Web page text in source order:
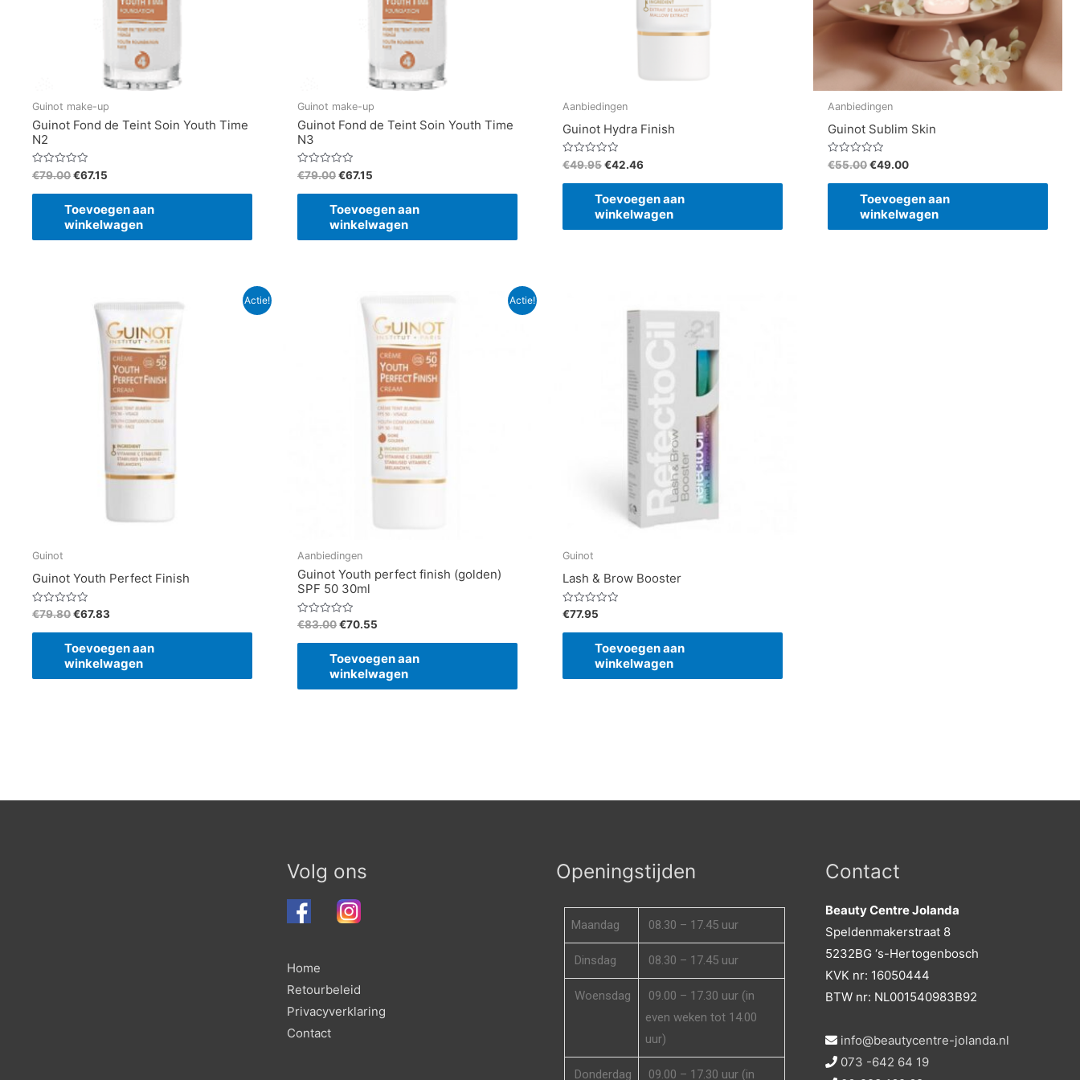
Guinot make-up
Guinot Fond de Teint Soin Youth Time
N2
Gewaardeerd
0
uit
€79.00€67.15
Toevoegen aan
winkelwagen
Guinot make-up
Guinot Fond de Teint Soin Youth Time
N3
Gewaardeerd
0
uit
€79.00€67.15
Toevoegen aan
winkelwagen
Aanbiedingen
Guinot Hydra Finish
Gewaardeerd
0
uit
€49.95€42.46
Toevoegen aan
winkelwagen
Aanbiedingen
Guinot Sublim Skin
Gewaardeerd
0
uit
€55.00€49.00
Toevoegen aan
winkelwagen
Actie!
Guinot
Guinot Youth Perfect Finish
Gewaardeerd
uit
€79.80
prijs
was:
€79.80.
€67.83
prijs
is:
€67.83.
Toevoegen aan
winkelwagen
Actie!
Aanbiedingen
Guinot Youth perfect finish (golden)
SPF 50 30ml
Gewaardeerd
uit
€83.00
prijs
€83.00.
€70.55
is:
€70.55.
Toevoegen aan
winkelwagen
Guinot
Lash & Brow Booster
Gewaardeerd
uit
€77.95
Toevoegen aan
winkelwagen
Volg ons
Home
Retourbeleid
Privacyverklaring
Contact
Openingstijden
Maandag 08.30 – 17.45 uur
Dinsdag 08.30 – 17.45 uur
Woensdag
09.00 – 17.30 uur (in
even weken tot 14.00
uur)
Donderdag 09.00 – 17.30 uur (in
Contact
Beauty Centre Jolanda
Speldenmakerstraat 8
5232BG ‘s-Hertogenbosch
KVK nr: 16050444
BTW nr: NL001540983B92
info@beautycentre-jolanda.nl
073 -642 64 19